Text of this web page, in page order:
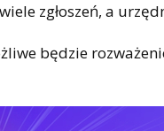
zgłoszeń, a
będzie